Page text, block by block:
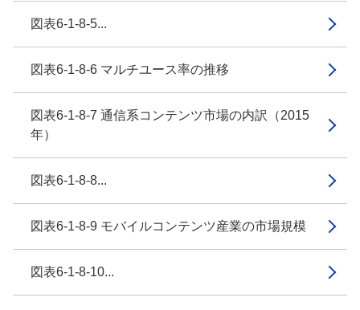
図表6-1-8-5...
図表6-1-8-6 マルチユース率の推移
図表6-1-8-7 通信系コンテンツ市場の内訳（2015
年）
図表6-1-8-8...
図表6-1-8-9 モバイルコンテンツ産業の市場規模
図表6-1-8-10...